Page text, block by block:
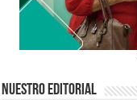
Nuestro Editorial